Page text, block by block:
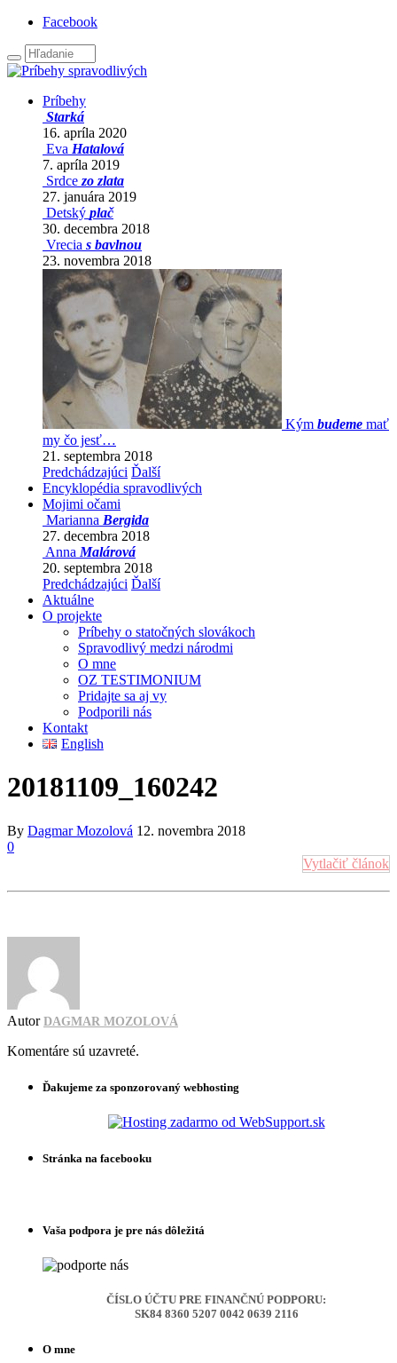
Facebook
Príbehy
Starká
16. apríla 2020
Eva Hatalová
7. apríla 2019
Srdce zo zlata
27. januára 2019
Detský plač
30. decembra 2018
Vrecia s bavlnou
23. novembra 2018
Kým budeme mať
my čo jesť…
21. septembra 2018
Predchádzajúci Ďalší
Encyklopédia spravodlivých
Mojimi očami
Marianna Bergida
27. decembra 2018
Anna Malárová
20. septembra 2018
Predchádzajúci Ďalší
Aktuálne
O projekte
Príbehy o statočných slovákoch
Spravodlivý medzi národmi
O mne
OZ TESTIMONIUM
Pridajte sa aj vy
Podporili nás
Kontakt
English
20181109_160242
By Dagmar Mozolová 12. novembra 2018
0
Vytlačiť článok
Autor DAGMAR MOZOLOVÁ
Komentáre sú uzavreté.
Ďakujeme za sponzorovaný webhosting
Stránka na facebooku
Vaša podpora je pre nás dôležitá
ČÍSLO ÚČTU PRE FINANČNÚ PODPORU:
SK84 8360 5207 0042 0639 2116
O mne